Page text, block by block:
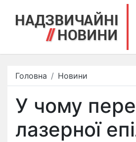
Головна Новини
У чому
лазерної